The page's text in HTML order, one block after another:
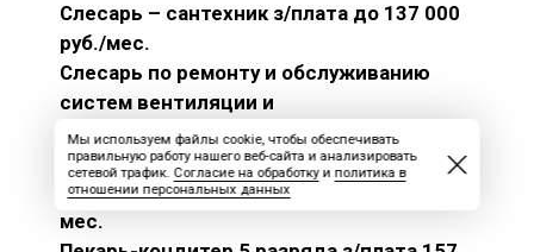
Слесарь – сантехник з/плата до 137 000
руб./мес.
Слесарь по ремонту и обслуживанию
систем вентиляции и
кондиционирования 5 разряд, з/плата до
162 600 руб./мес.
Повар з/плата от 126 000 до 144 000 руб./
мес.
Мы используем файлы cookie, чтобы обеспечивать
правильную работу нашего веб-сайта и анализировать
сетевой трафик. Согласие на обработкуи политика в
отношении персональных данных